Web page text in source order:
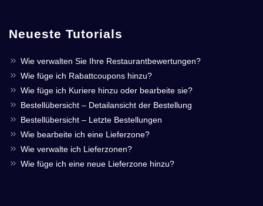
Neueste Tutorials
Wie verwalten Sie Ihre Restaurantbewertungen?
Wie füge ich Rabattcoupons hinzu?
Wie füge ich Kuriere hinzu oder bearbeite sie?
Bestellübersicht – Detailansicht der Bestellung
Bestellübersicht – Letzte Bestellungen
Wie bearbeite ich eine Lieferzone?
Wie verwalte ich Lieferzonen?
Wie füge ich eine neue Lieferzone hinzu?